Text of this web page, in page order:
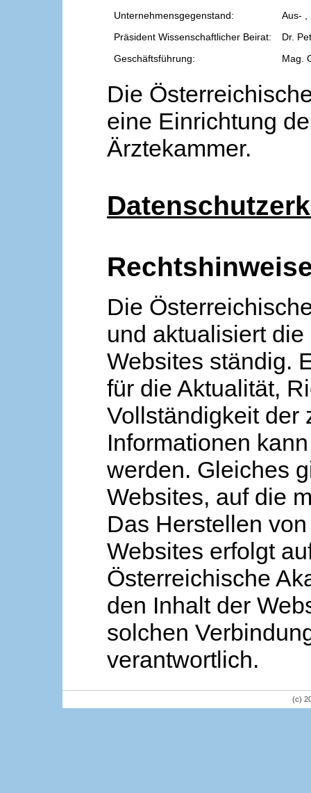
Unternehmensgegenstand:
Aus- ,
Präsident Wissenschaftlicher Beirat:
Dr.
Geschäftsführung:
Mag.
Die
eine Einrichtung
Ärztekammer.
Die
und aktualisiert
Websites ständig.
für die Aktualität,
Vollständigkeit der
Informationen
werden. Gleiches
Websites, auf die
Das Herstellen
Websites erfolgt
Österreichische
den Inhalt der
solchen
verantwortlich.
(c)